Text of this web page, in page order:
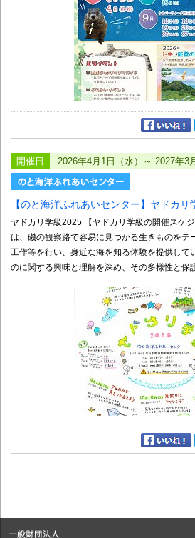
開催日 2026年4月1日（水）～ 2027年3
【のと海洋ふれあいセンター】ヤドカリ
ヤドカリ学級2025 【ヤドカリ学級の開催スケ
は、磯の観察路で容易に見つかる生きものを
工作等を行い、身近な海を知る体験を提供し
のに関する興味と理解を深め、その多様性と